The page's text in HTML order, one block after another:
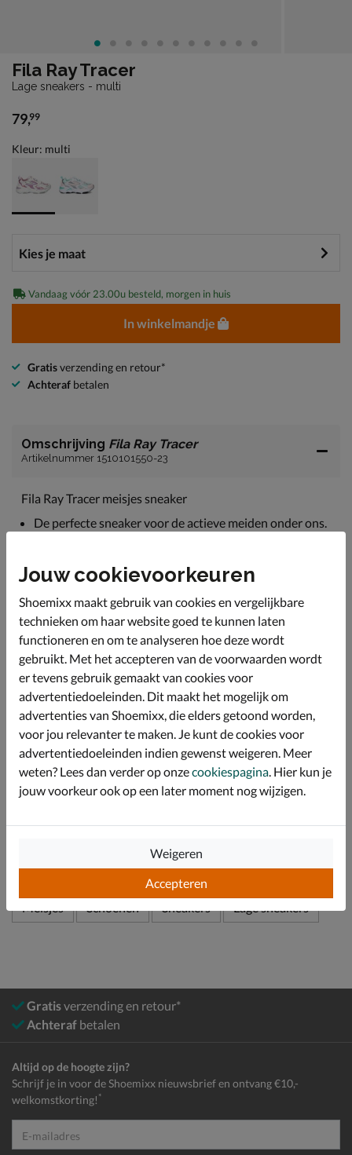
Fila Ray Tracer
Lage sneakers - multi
€ 79,99
79,99
Kleur: multi
Vandaag vóór 23.00u besteld, morgen in huis
In winkelmandje
Gratisverzending en retour*
Achteraf betalen
Omschrijving Fila Ray Tracer
Artikelnummer 1510101550-23
Fila Ray Tracer meisjes sneaker
De perfecte sneaker voor de actieve meiden onder ons.
goed ontsnappen en heeft de sneaker een goede
Gevoerd met zacht textiel en voorzien van een
gewatteerde enkelkraag wat fijn aanvoelt om de hiel.
Bevat een foam-voetbed voor goede demping en een
comfortabel draaggevoel.
Afgewerkt met een chunky loopzool. De EVA-
tussenzool heeft een goede schokabsorberende
werking en de rubberen loopzool biedt optimale grip en
stabiliteit tijdens het lopen.
Specificaties
Over Fila
Bekijk meer
Meisjes Schoenen Sneakers Lage sneakers
Gratisverzending en retour*
Achteraf betalen
Altijd op de hoogte zijn?
Schrijf je in voor de Shoemixx nieuwsbrief en ontvang €10,-
welkomstkorting! *
Jouw cookievoorkeuren
Shoemixx maakt gebruik van cookies en vergelijkbare
technieken om haar website goed te kunnen laten
functioneren en om te analyseren hoe deze wordt
gebruikt. Met het accepteren van de voorwaarden wordt
er tevens gebruik gemaakt van cookies voor
advertentiedoeleinden. Dit maakt het mogelijk om
advertenties van Shoemixx, die elders getoond worden,
voor jou relevanter te maken. Je kunt de cookies voor
advertentiedoeleinden indien gewenst weigeren. Meer
weten? Lees dan verder op onzecookiespagina . Hier kun je
jouw voorkeur ook op een later moment nog wijzigen.
Accepteren
Weigeren